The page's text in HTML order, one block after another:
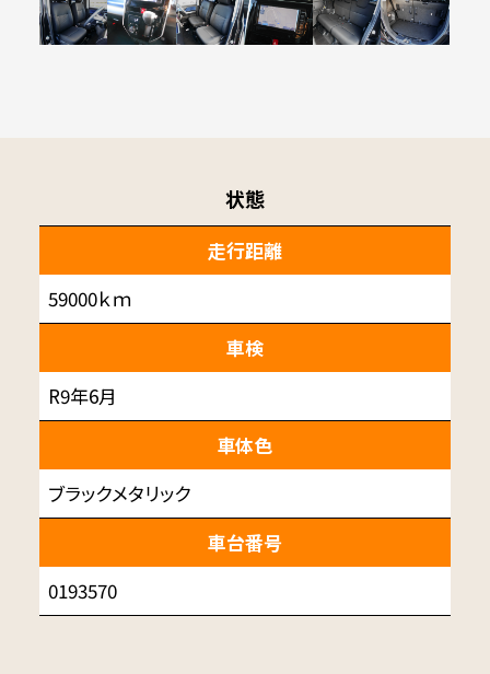
状態
走行距離
59000ｋｍ
車検
R9年6月
車体色
ブラックメタリック
車台番号
0193570